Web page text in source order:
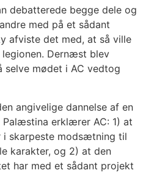
debatterede begge dele og
med på et sådant
afviste det med, at så ville
Dernæst blev
selve mødet i AC vedtog
angivelige dannelse af en
erklærer AC: 1) at
i skarpeste modsætning til
karakter, og 2) at den
har med et sådant projekt